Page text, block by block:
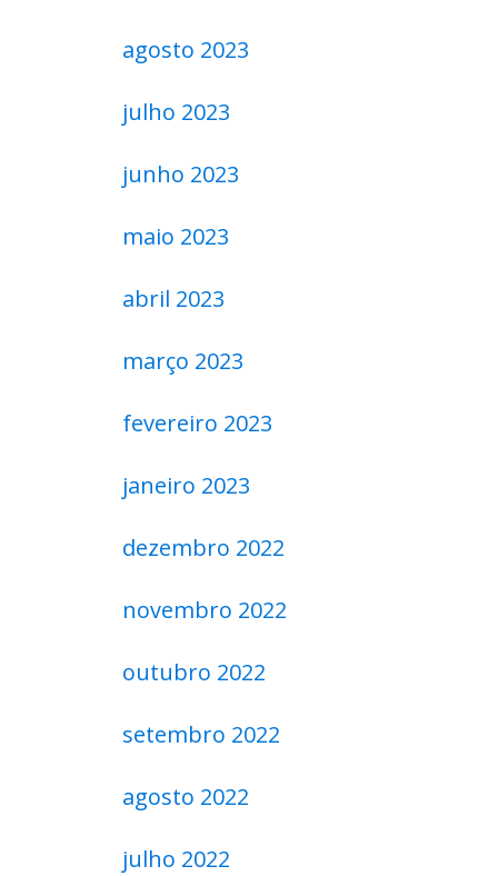
agosto 2023
julho 2023
junho 2023
maio 2023
abril 2023
março 2023
fevereiro 2023
janeiro 2023
dezembro 2022
novembro 2022
outubro 2022
setembro 2022
agosto 2022
julho 2022